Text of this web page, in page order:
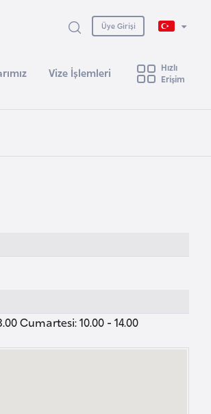
Üye Girişi
Vize İşlemleri
Hızlı
Erişim
Cumartesi: 10.00 - 14.00